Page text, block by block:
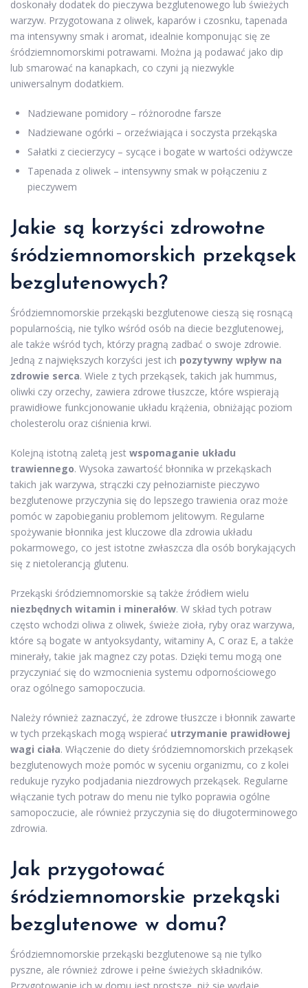
doskonały dodatek do pieczywa bezglutenowego lub świeżych
warzyw. Przygotowana z oliwek, kaparów i czosnku, tapenada
ma intensywny smak i aromat, idealnie komponując się ze
śródziemnomorskimi potrawami. Można ją podawać jako dip
lub smarować na kanapkach, co czyni ją niezwykle
uniwersalnym dodatkiem.
Nadziewane pomidory – różnorodne farsze
Nadziewane ogórki – orzeźwiająca i soczysta przekąska
Sałatki z ciecierzycy – sycące i bogate w wartości odżywcze
Tapenada z oliwek – intensywny smak w połączeniu z
pieczywem
Jakie są korzyści zdrowotne
śródziemnomorskich przekąsek
bezglutenowych?
Śródziemnomorskie przekąski bezglutenowe cieszą się rosnącą
popularnością, nie tylko wśród osób na diecie bezglutenowej,
ale także wśród tych, którzy pragną zadbać o swoje zdrowie.
Jedną z największych korzyści jest ich pozytywny wpływ na
zdrowie serca. Wiele z tych przekąsek, takich jak hummus,
oliwki czy orzechy, zawiera zdrowe tłuszcze, które wspierają
prawidłowe funkcjonowanie układu krążenia, obniżając poziom
cholesterolu oraz ciśnienia krwi.
Kolejną istotną zaletą jest wspomaganie układu
trawiennego. Wysoka zawartość błonnika w przekąskach
takich jak warzywa, strączki czy pełnoziarniste pieczywo
bezglutenowe przyczynia się do lepszego trawienia oraz może
pomóc w zapobieganiu problemom jelitowym. Regularne
spożywanie błonnika jest kluczowe dla zdrowia układu
pokarmowego, co jest istotne zwłaszcza dla osób borykających
się z nietolerancją glutenu.
Przekąski śródziemnomorskie są także źródłem wielu
niezbędnych witamin i minerałów. W skład tych potraw
często wchodzi oliwa z oliwek, świeże zioła, ryby oraz warzywa,
które są bogate w antyoksydanty, witaminy A, C oraz E, a także
minerały, takie jak magnez czy potas. Dzięki temu mogą one
przyczyniać się do wzmocnienia systemu odpornościowego
oraz ogólnego samopoczucia.
Należy również zaznaczyć, że zdrowe tłuszcze i błonnik zawarte
w tych przekąskach mogą wspierać utrzymanie prawidłowej
wagi ciała. Włączenie do diety śródziemnomorskich przekąsek
bezglutenowych może pomóc w syceniu organizmu, co z kolei
redukuje ryzyko podjadania niezdrowych przekąsek. Regularne
włączanie tych potraw do menu nie tylko poprawia ogólne
samopoczucie, ale również przyczynia się do długoterminowego
zdrowia.
Jak przygotować
śródziemnomorskie przekąski
bezglutenowe w domu?
Śródziemnomorskie przekąski bezglutenowe są nie tylko
pyszne, ale również zdrowe i pełne świeżych składników.
Przygotowanie ich w domu jest prostsze, niż się wydaje.